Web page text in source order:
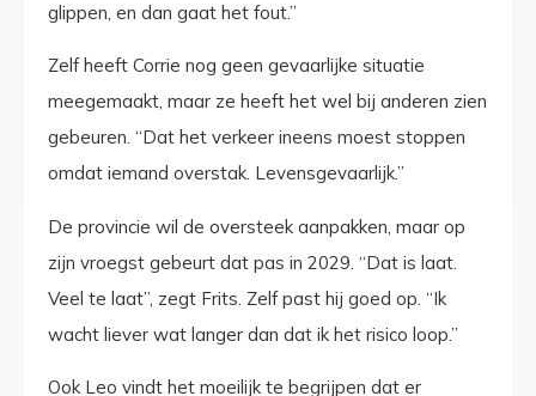
glippen, en dan gaat het fout.”
Zelf heeft Corrie nog geen gevaarlijke situatie
meegemaakt, maar ze heeft het wel bij anderen zien
gebeuren. “Dat het verkeer ineens moest stoppen
omdat iemand overstak. Levensgevaarlijk.”
De provincie wil de oversteek aanpakken, maar op
zijn vroegst gebeurt dat pas in 2029. “Dat is laat.
Veel te laat”, zegt Frits. Zelf past hij goed op. “Ik
wacht liever wat langer dan dat ik het risico loop.”
Ook Leo vindt het moeilijk te begrijpen dat er